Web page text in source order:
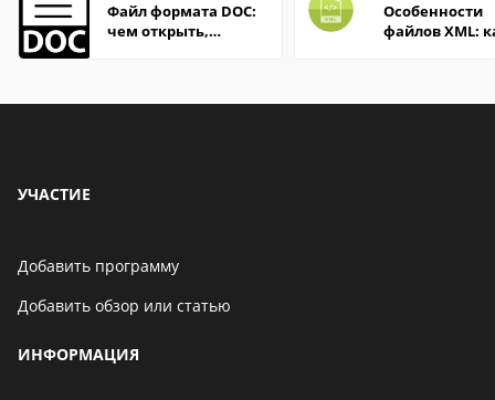
Файл формата DOC:
чем открыть,
Особенности
файлов XML:
УЧАСТИЕ
Добавить программу
Добавить обзор или статью
ИНФОРМАЦИЯ